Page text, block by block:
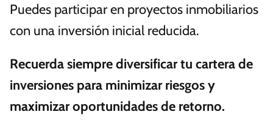
Puedes participar en proyectos inmobiliarios
con una inversión inicial reducida.
Recuerda siempre diversificar tu cartera de
inversiones para minimizar riesgos y
maximizar oportunidades de retorno.